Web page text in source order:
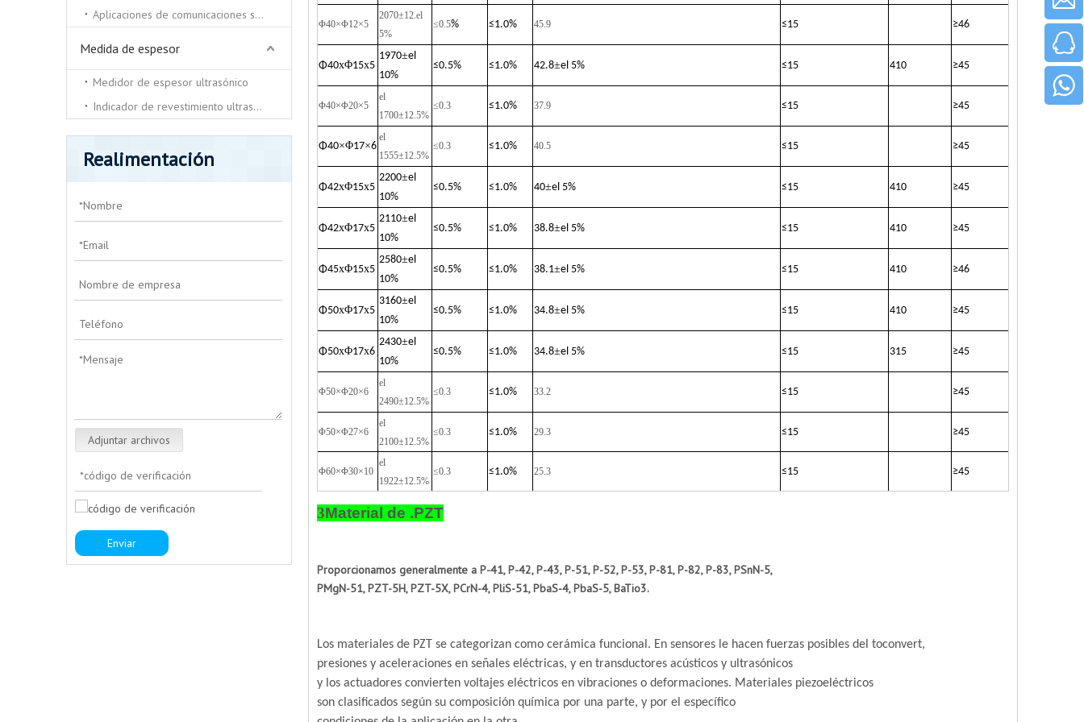
Aplicaciones de comunicaciones submarinas.
Medida de espesor
Medidor de espesor ultrasónico
Indicador de revestimiento ultrasónico
Realimentación
Adjuntar archivos
Enviar
Φ40×Φ12×5
2070±12.el
5%
≤0.5% ≤1.0% 45.9 ≤15 ≥46
Φ40xΦ15x5
1970±el
10%
≤0.5% ≤1.0% 42.8±el 5% ≤15 410 ≥45
Φ40×Φ20×5
el
1700±12.5%
≤0.3 ≤1.0% 37.9 ≤15 ≥45
Φ40×Φ17×6
el
1555±12.5%
≤0.3 ≤1.0% 40.5 ≤15 ≥45
Φ42xΦ15x5
2200±el
10%
≤0.5% ≤1.0% 40±el 5% ≤15 410 ≥45
Φ42xΦ17x5
2110±el
10%
≤0.5% ≤1.0% 38.8±el 5% ≤15 410 ≥45
Φ45xΦ15x5
2580±el
10%
≤0.5% ≤1.0% 38.1±el 5% ≤15 410 ≥46
Φ50xΦ17x5
3160±el
10%
≤0.5% ≤1.0% 34.8±el 5% ≤15 410 ≥45
Φ50xΦ17x6
2430±el
10%
≤0.5% ≤1.0% 34.8±el 5% ≤15 315 ≥45
Φ50×Φ20×6
el
2490±12.5%
≤0.3 ≤1.0% 33.2 ≤15 ≥45
Φ50×Φ27×6
el
2100±12.5%
≤0.3 ≤1.0% 29.3 ≤15 ≥45
Φ60×Φ30×10
el
1922±12.5%
≤0.3 ≤1.0% 25.3 ≤15 ≥45
3Material de .PZT
Proporcionamos generalmente a P-41, P-42, P-43, P-51, P-52, P-53, P-81, P-82, P-83, PSnN-5,
PMgN-51, PZT-5H, PZT-5X, PCrN-4, PliS-51, PbaS-4, PbaS-5, BaTio3.
Los materiales de PZT se categorizan como cerámica funcional. En sensores le hacen fuerzas posibles del toconvert,
presiones y aceleraciones en señales eléctricas, y en transductores acústicos y ultrasónicos
y los actuadores convierten voltajes eléctricos en vibraciones o deformaciones. Materiales piezoeléctricos
son clasificados según su composición química por una parte, y por el específico